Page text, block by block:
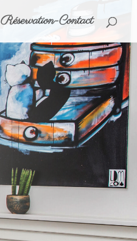
Réservation-Contact